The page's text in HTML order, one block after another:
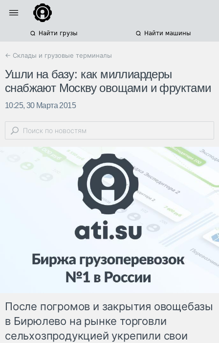
Найти грузы Найти машины
← Склады и грузовые терминалы
Ушли на базу: как миллиардеры
снабжают Москву овощами и фруктами
10:25, 30 Марта 2015
После погромов и закрытия овощебазы
в Бирюлево на рынке торговли
сельхозпродукцией укрепили свои